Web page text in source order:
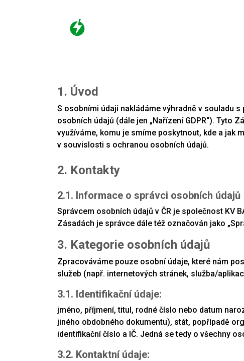
1. Úvod
S osobními údaji nakládáme výhradně v souladu
osobních údajů (dále jen „Nařízení GDPR“). Tyto
využíváme, komu je smíme poskytnout, kde a jak
v souvislosti s ochranou osobních údajů.
2. Kontakty
2.1. Informace o správci osobních údajů
Správcem osobních údajů v ČR je společnost KV
Zásadách je správce dále též označován jako
3. Kategorie osobních údajů
Zpracováváme pouze osobní údaje, které nám
služeb (např. internetových stránek, služba/
3.1. Identifikační údaje:
jméno, příjmení, titul, rodné číslo nebo datum
jiného obdobného dokumentu), stát, popřípadě
identifikační číslo a IČ. Jedná se tedy o všechny
3.2. Kontaktní údaje: